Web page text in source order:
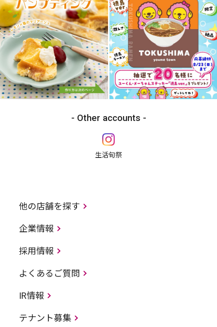
Other accounts
生活旬祭
他の店舗を探す
企業情報
採用情報
よくあるご質問
IR情報
テナント募集